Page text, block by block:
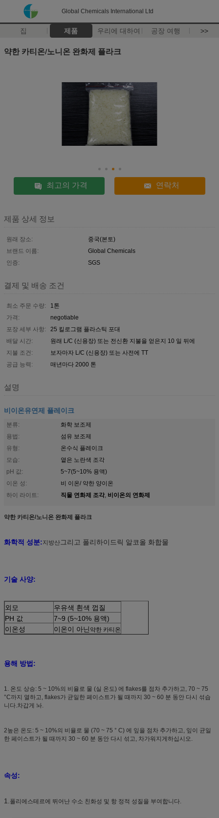
Global Chemicals International Ltd
집 제품 우리에 대하여 공장 여행 >>
약한 카티온/노니온 완화제 플라크
최고의 가격 연락처
제품 상세 정보
원래 장소:
중국(본토)
브랜드 이름:
Global Chemicals
인증:
SGS
결제 및 배송 조건
최소 주문 수량:
1톤
가격:
negotiable
포장 세부 사항:
25 킬로그램 플라스틱 포대
배달 시간:
원래 L/C (신용장) 또는 전신환 지불을 얻은지 10 일 뒤에
지불 조건:
보자마자 L/C (신용장) 또는 사전에 TT
공급 능력:
매년마다 2000 톤
설명
비이온유연제 플레이크
분류:
화학 보조제
용법:
섬유 보조제
유형:
온수식 플레이크
모습:
옅은 노란색 조각
pH 값:
5~7(5~10% 용액)
이온 성:
비 이온/ 약한 양이온
하이 라이트:
직물 연화제 조각, 비이온의 연화제
약한 카티온/노니온 완화제 플라크
화학적 성분:지방산그리고 폴리하이드릭 알코올 화합물
기술 사양:
외모
우유색 흰색 껍질
PH 값
7~9 (5~10% 용액)
이온성
이온이 아닌 약한 카티온
용해 방법:
1. 온도 상승: 5 ~ 10%의 비율로 물 (실 온도) 에 flakes를 점차 추가하고, 70 ~ 75
°C까지 열하고, flakes가 균일한 페이스트가 될 때까지 30 ~ 60 분 동안 다시 섞습
니다.차갑게 놔.
2높은 온도: 5 ~ 10%의 비율로 물 (70 ~ 75 ° C) 에 잎을 점차 추가하고, 잎이 균일
한 페이스트가 될 때까지 30 ~ 60 분 동안 다시 섞고, 차가워지게하십시오.
속성:
1. 폴리에스테르에 뛰어난 수소 친화성 및 항 정적 성질을 부여합니다.